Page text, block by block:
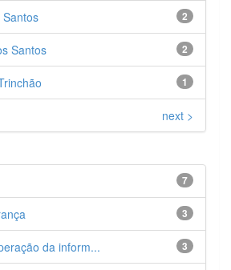
2
2
Santos
1
next >
7
3
3
da inform...